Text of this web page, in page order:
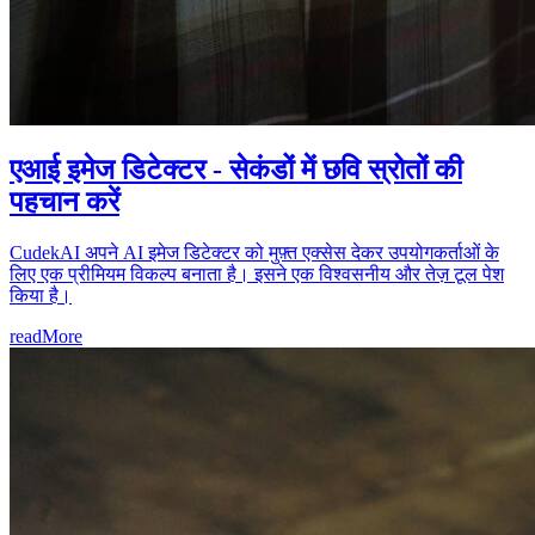
एआई इमेज डिटेक्टर - सेकंडों में छवि स्रोतों की
पहचान करें
CudekAI अपने AI इमेज डिटेक्टर को मुफ़्त एक्सेस देकर उपयोगकर्ताओं के
लिए एक प्रीमियम विकल्प बनाता है। इसने एक विश्वसनीय और तेज़ टूल पेश
किया है।
readMore